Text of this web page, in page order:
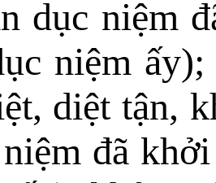
dục niệm
niệm
diệt tận,
đã